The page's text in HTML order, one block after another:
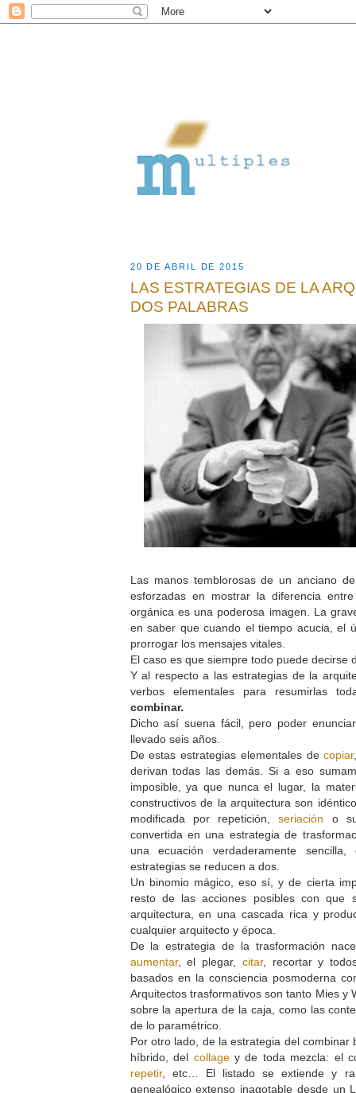
20 DE ABRIL DE 2015
LAS ESTRATEGIAS DE LA
DOS PALABRAS
Las manos temblorosas de un anciano
esforzadas en mostrar la diferencia
orgánica es una poderosa imagen. La
en saber que cuando el tiempo acucia, el
prorrogar los mensajes vitales.
El caso es que siempre todo puede decirse
Y al respecto a las estrategias de la
verbos elementales para resumirlas
combinar.
Dicho así suena fácil, pero poder
llevado seis años.
De estas estrategias elementales decopiar
derivan todas las demás. Si a eso
imposible, ya que nunca el lugar, la
constructivos de la arquitectura son
modificada por repetición,seriación o
convertida en una estrategia de
una ecuación verdaderamente
estrategias se reducen a dos.
Un binomio mágico, eso sí, y de cierta
resto de las acciones posibles con que
arquitectura, en una cascada rica y
cualquier arquitecto y época.
De la estrategia de la trasformación
aumentar, el plegar, citar, recortar y
basados en la consciencia posmoderna
Arquitectos trasformativos son tanto Mies y
sobre la apertura de la caja, como las
de lo paramétrico.
Por otro lado, de la estrategia del combinar
híbrido, del collagey de toda mezcla: el
repetir, etc… El listado se extiende y
genealógico extenso inagotable desde un